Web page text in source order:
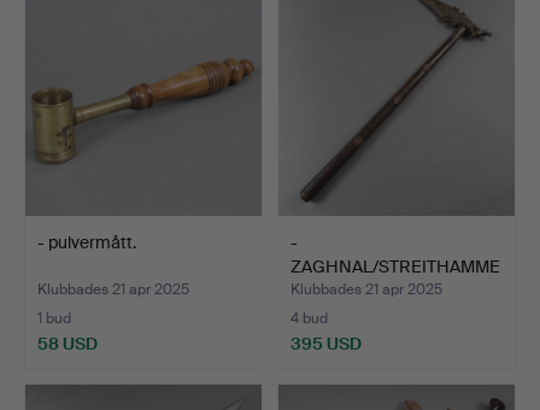
- pulvermått.
Klubbades 21 apr 2025
1 bud
58 USD
-
ZAGHNAL/STREITHAMME
R - INDIEN.
Klubbades 21 apr 2025
4 bud
395 USD